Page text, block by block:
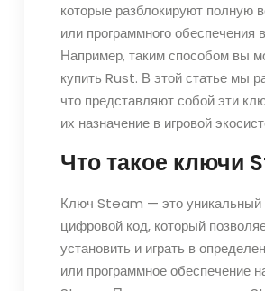
которые разблокируют полную
или программного обеспечения
Например, таким способом вы
купить Rust. В этой статье мы
что представляют собой эти
их назначение в игровой
Что такое ключи
Ключ Steam — это уникальный
цифровой код, который
установить и играть в
или программное обеспечение